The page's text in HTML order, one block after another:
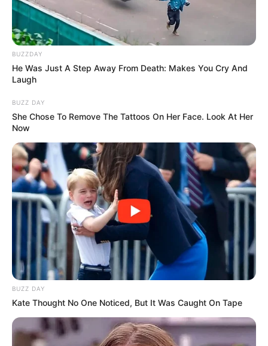
botrányaira is, elsőként felidézte a Kötcsén történt
incidenst, amikor egy mandineres újságírót
ellökött.
BUZZDAY
He Was Just A Step Away From Death: Makes You Cry And
Laugh
BUZZ DAY
She Chose To Remove The Tattoos On Her Face. Look At Her
Now
BUZZ DAY
Kate Thought No One Noticed, But It Was Caught On Tape